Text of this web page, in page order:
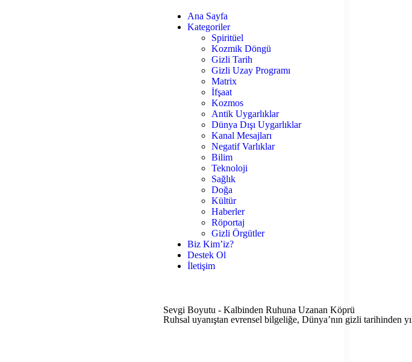
Ana Sayfa
Kategoriler
Spiritüel
Kozmik Döngü
Gizli Tarih
Gizli Uzay Programı
Matrix
İfşaat
Kozmos
Antik Uygarlıklar
Dünya Dışı Uygarlıklar
Kanal Mesajları
Negatif Varlıklar
Bilim
Teknoloji
Sağlık
Doğa
Kültür
Haberler
Röportaj
Gizli Örgütler
Biz Kim’iz?
Destek Ol
İletişim
Sevgi Boyutu - Kalbinden Ruhuna Uzanan Köprü
Ruhsal uyanıştan evrensel bilgeliğe, Dünya’nın gizli tarihinden